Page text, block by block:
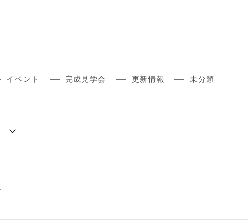
イベント 完成見学会 更新情報 未分類